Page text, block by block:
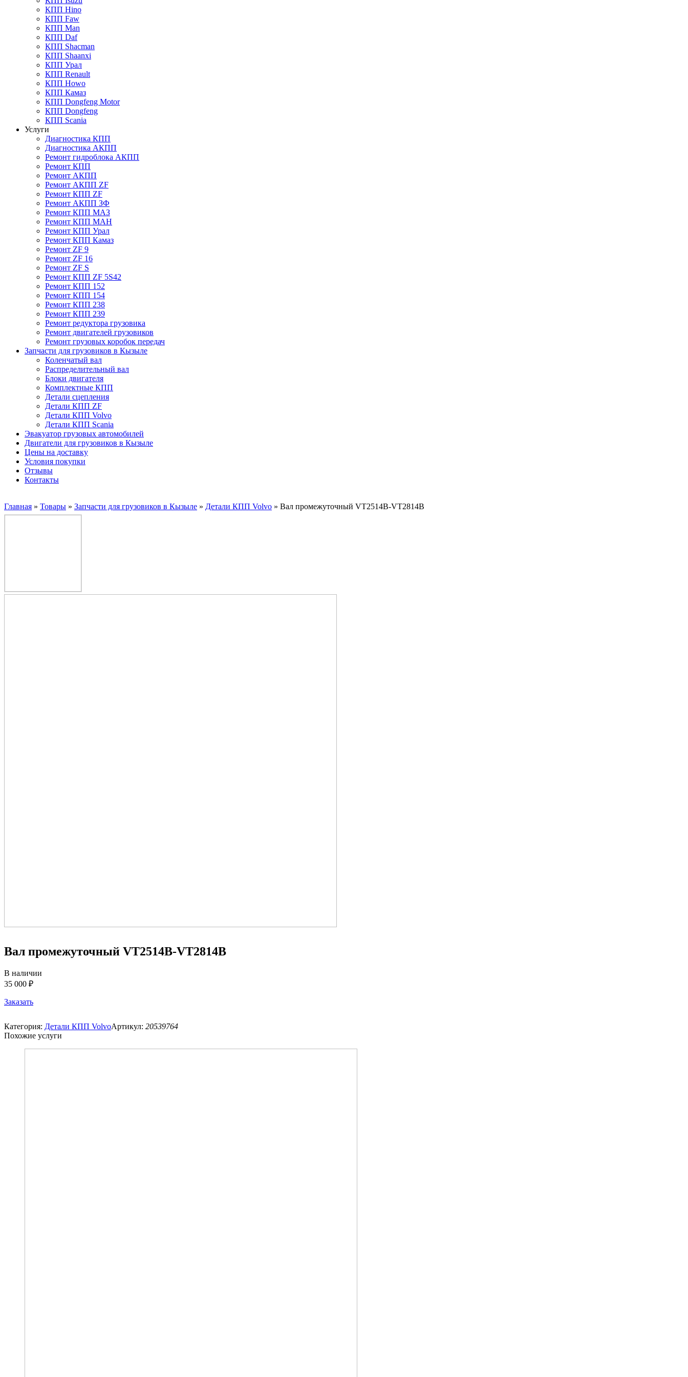
КПП Hino
КПП Faw
КПП Man
КПП Daf
КПП Shacman
КПП Shaanxi
КПП Урал
КПП Renault
КПП Howo
КПП Камаз
КПП Dongfeng Motor
КПП Dongfeng
КПП Scania
Услуги
Диагностика КПП
Диагностика АКПП
Ремонт гидроблока АКПП
Ремонт КПП
Ремонт АКПП
Ремонт АКПП ZF
Ремонт КПП ZF
Ремонт АКПП ЗФ
Ремонт КПП МАЗ
Ремонт КПП МАН
Ремонт КПП Урал
Ремонт КПП Камаз
Ремонт ZF 9
Ремонт ZF 16
Ремонт ZF S
Ремонт КПП ZF 5S42
Ремонт КПП 152
Ремонт КПП 154
Ремонт КПП 238
Ремонт КПП 239
Ремонт редуктора грузовика
Ремонт двигателей грузовиков
Ремонт грузовых коробок передач
Запчасти для грузовиков в Кызыле
Коленчатый вал
Распределительный вал
Блоки двигателя
Комплектные КПП
Детали сцепления
Детали КПП ZF
Детали КПП Volvo
Детали КПП Scania
Эвакуатор грузовых автомобилей
Двигатели для грузовиков в Кызыле
Цены на доставку
Условия покупки
Отзывы
Контакты
Главная » Товары » Запчасти для грузовиков в Кызыле » Детали КПП Volvo » Вал промежуточный VT2514B-VT2814B
Вал промежуточный VT2514B-VT2814B
В наличии
35 000 ₽
Заказать
Категория: Детали КПП VolvoАртикул: 20539764
Похожие услуги